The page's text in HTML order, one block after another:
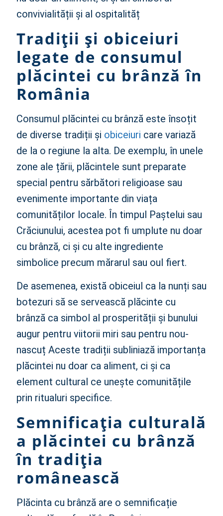
convivialității și al ospitalităț
Tradiții și obiceiuri
legate de consumul
plăcintei cu brânză în
România
Consumul plăcintei cu brânză este însoțit
de diverse tradiții și obiceiuri care variază
de la o regiune la alta. De exemplu, în unele
zone ale țării, plăcintele sunt preparate
special pentru sărbători religioase sau
evenimente importante din viața
comunităților locale. În timpul Paștelui sau
Crăciunului, acestea pot fi umplute nu doar
cu brânză, ci și cu alte ingrediente
simbolice precum mărarul sau oul fiert.
De asemenea, există obiceiul ca la nunți sau
botezuri să se servească plăcinte cu
brânză ca simbol al prosperității și bunului
augur pentru viitorii miri sau pentru nou-
nascuț Aceste tradiții subliniază importanța
plăcintei nu doar ca aliment, ci și ca
element cultural ce unește comunitățile
prin ritualuri specifice.
Semnificația culturală
a plăcintei cu brânză
în tradiția
românească
Plăcinta cu brânză are o semnificație